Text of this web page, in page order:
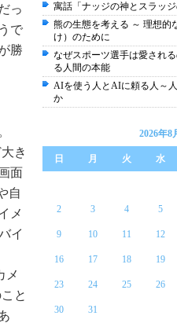
っ
で
勝
き
面
自
メ
イ
メ
と
寓話「ナッジの神とスラッジ
熊の生態を考える ～ 理想的
け）のために
なぜスポーツ選手は愛され
る人間の本能
AIを使う人とAIに頼る人～
か
2026年8
日 月 火 水
2 3 4 5
9 10 11 12
16 17 18 19
23 24 25 26
30 31